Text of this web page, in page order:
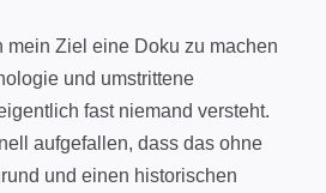
mein Ziel eine Doku zu machen
und umstrittene
fast niemand versteht.
aufgefallen, dass das ohne
und einen historischen